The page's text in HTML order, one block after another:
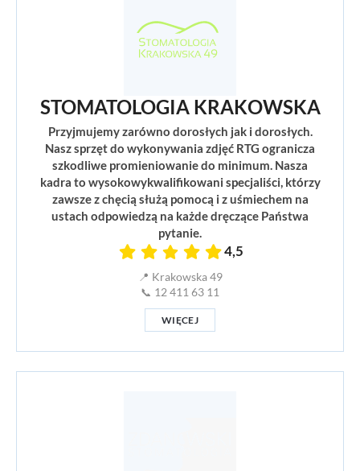
STOMATOLOGIA KRAKOWSKA
Przyjmujemy zarówno dorosłych jak i dorosłych.
Nasz sprzęt do wykonywania zdjęć RTG ogranicza
szkodliwe promieniowanie do minimum. Nasza
kadra to wysokowykwalifikowani specjaliści, którzy
zawsze z chęcią służą pomocą i z uśmiechem na
ustach odpowiedzą na każde dręczące Państwa
pytanie.
4,5
📍 Krakowska 49
📞 12 411 63 11
WIĘCEJ